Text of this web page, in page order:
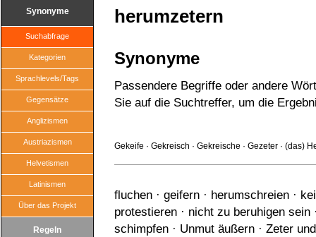
Synonyme
Suchabfrage
Kategorien
Sprachlevels/Tags
Gegensätze
Anglizismen
Austriazismen
Helvetismen
Latinismen
Über das Projekt
Regeln
herumzetern
Synonyme
Passendere Begriffe oder andere
Sie auf die Suchtreffer, um die
Gekeife · Gekreisch · Gekreische · Gezeter · (das)
fluchen · geifern · herumschreien ·
protestieren · nicht zu beruhigen sein
schimpfen · Unmut äußern · Zeter